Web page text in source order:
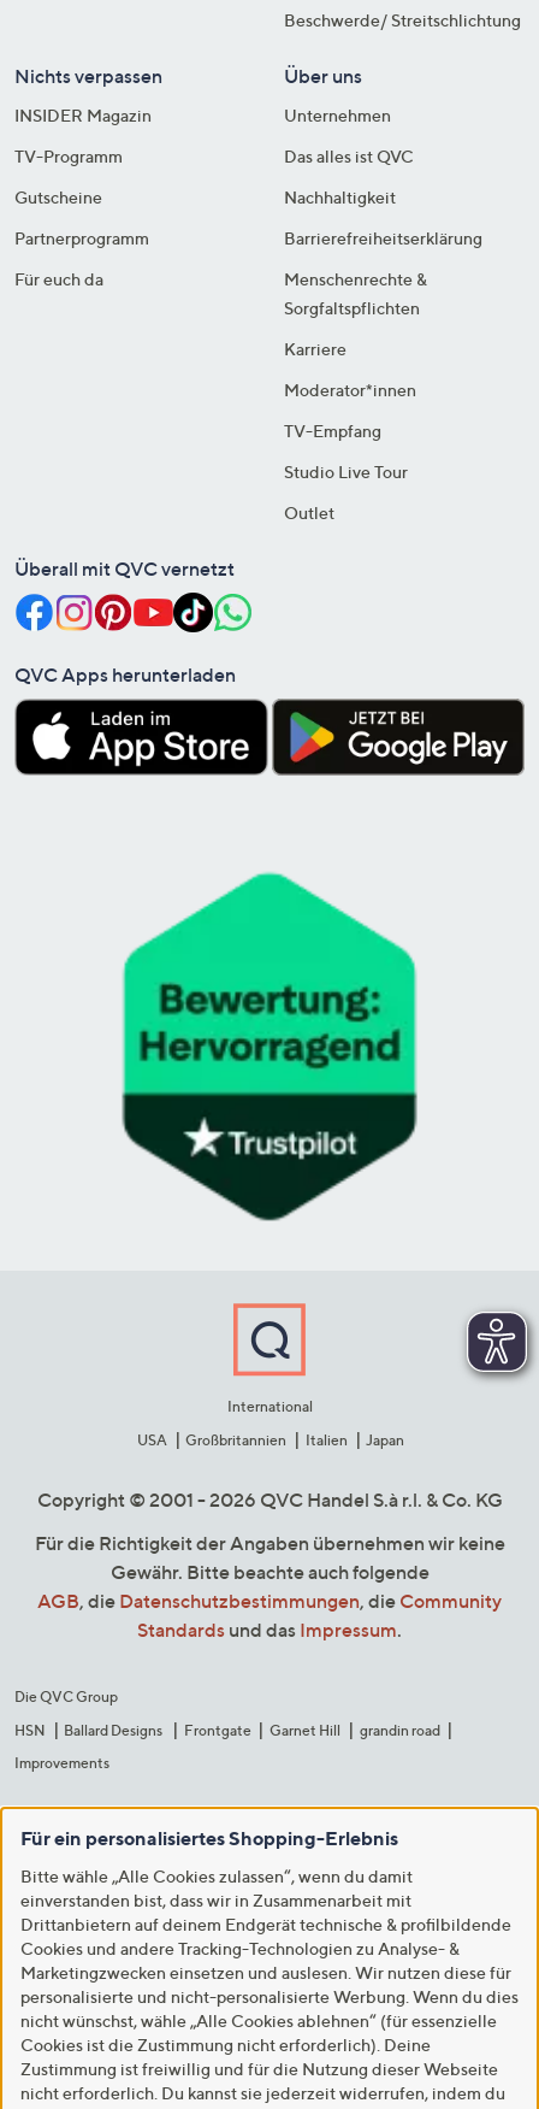
Beschwerde/ Streitschlichtung
Nichts verpassen
INSIDER Magazin
TV-Programm
Gutscheine
Partnerprogramm
Für euch da
Über uns
Unternehmen
Das alles ist QVC
Nachhaltigkeit
Barrierefreiheitserklärung
Menschenrechte &
Sorgfaltspflichten
Karriere
Moderator*innen
TV-Empfang
Studio Live Tour
Outlet
Überall mit QVC vernetzt
QVC Apps herunterladen
International
USA
Großbritannien Italien Japan
Copyright © 2001 - 2026 QVC Handel S.à r.l. & Co. KG
Für die Richtigkeit der Angaben übernehmen wir keine
Gewähr. Bitte beachte auch folgende
AGB, die Datenschutzbestimmungen, die Community
Standards und das Impressum.
Die QVC Group
HSN
Ballard Designs Frontgate Garnet Hill
grandin road
Improvements
Für ein personalisiertes Shopping-Erlebnis
Bitte wähle „Alle Cookies zulassen“, wenn du damit
einverstanden bist, dass wir in Zusammenarbeit mit
Drittanbietern auf deinem Endgerät technische & profilbildende
Cookies und andere Tracking-Technologien zu Analyse- &
Marketingzwecken einsetzen und auslesen. Wir nutzen diese für
personalisierte und nicht-personalisierte Werbung. Wenn du dies
nicht wünschst, wähle „Alle Cookies ablehnen“ (für essenzielle
Cookies ist die Zustimmung nicht erforderlich). Deine
Zustimmung ist freiwillig und für die Nutzung dieser Webseite
nicht erforderlich. Du kannst sie jederzeit widerrufen, indem du